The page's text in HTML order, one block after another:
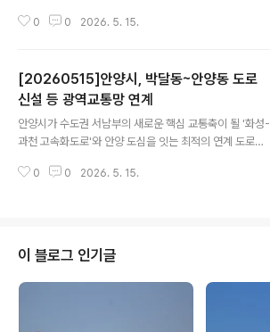
MCA, 사)안양군포과천의왕YWCA)는 지난 10차례 회의
특성을 반영해야 한다는 환경시민단체의 의견이 일정 부분
수용된 점은 긍정적으로 평가합니다. 특히 지방정원을 단
순한 시각 중심의 경관정원이 아닌, 생태와 시민이 공존하
는 생태정원으로 조성하고자 한 방향성에 대해 의미 있게
종 중심으로 구성되어 있으며, 안양천의 생태적 특성과 하
0 0 2026. 5. 15.
[20260515]안양시, 박달동~안양동 도로
신설 등 광역교통망 연계
안양시가 수도권 서남부의 새로운 핵심 교통축이 될 '화성-
과천 고속화도로'와 안양 도심을 잇는 최적의 연계 도로망
어들여 사통팔달의 교통 요충지로서 입지를 굳히고 시민들
해 박달동~안양동(안양 만안구 도심) 수리산 관통 연결 도
로망과 박달우회로~비산동 노선 등을 신설하여 만안구 일
대의 교통 여건을 개선토록 한다는 계획이다. 15일 안양시
0 0 2026. 5. 15.
이 블로그 인기글